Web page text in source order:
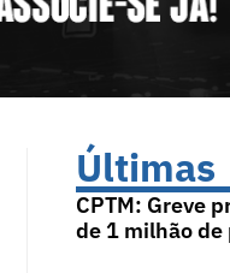
Últimas
CPTM: Greve
de 1 milhão de